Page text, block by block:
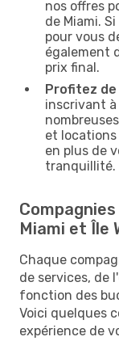
nos offres
de Miami.
pour vous
également
prix final.
Profitez de
inscrivant à
et
en plus de
tranquillité.
Miami et Île
Chaque
de services, de
fonction des
Voici quelques
expérience de